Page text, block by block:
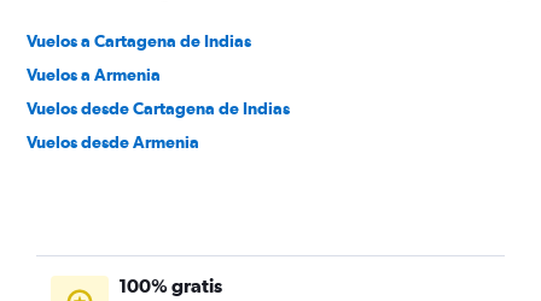
Vuelos a Cartagena de Indias
Vuelos a Armenia
Vuelos desde Cartagena de Indias
Vuelos desde Armenia
100% gratis